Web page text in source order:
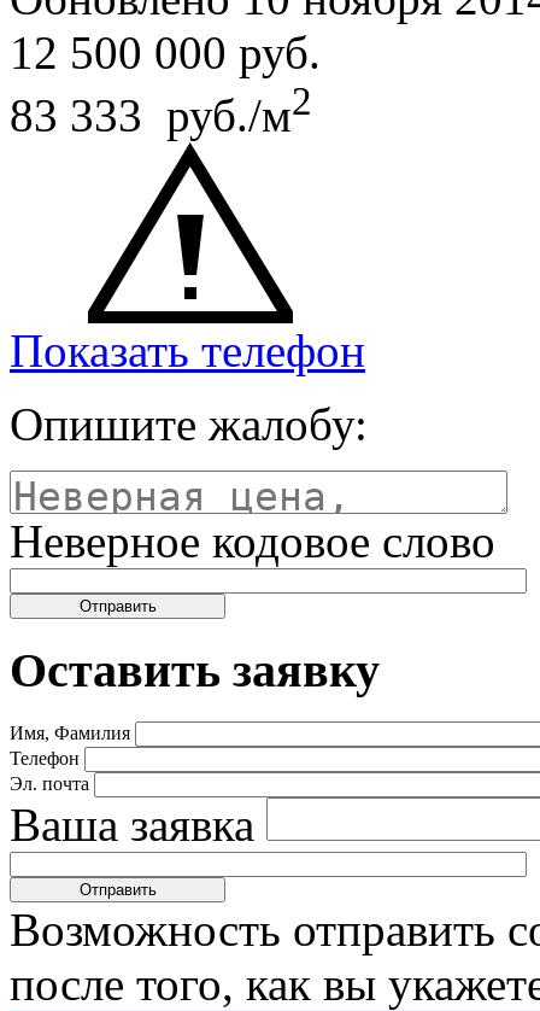
12 500 000 руб.
83 333 руб./м2
Показать телефон
Опишите жалобу:
Неверное кодовое слово
Оставить заявку
Имя, Фамилия
Телефон
Эл. почта
Ваша заявка
Возможность отправить
после того, как вы